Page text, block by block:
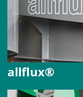
allflux®